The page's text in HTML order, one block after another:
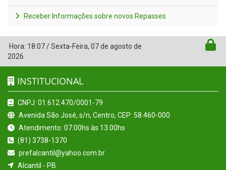
Receber Informações sobre novos Repasses
Hora: 18:07/Sexta-Feira, 07 de agosto de
2026
INSTITUCIONAL
CNPJ: 01.612.470/0001-79
Avenida São José, s/n, Centro, CEP: 58.460-000
Atendimento: 07:00hs às 13:00hs
(81) 3738-1370
prefalcantil@yahoo.com.br
Alcantil - PB